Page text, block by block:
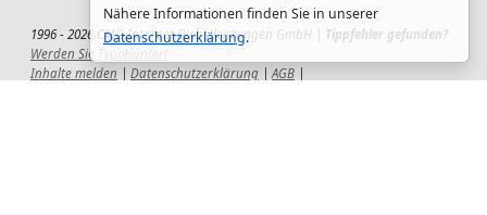
Nähere Informationen finden Sie in unserer
Datenschutzerklärung.
1996 - 2026 CMO Internet Dienstleistungen GmbH | Tippfehler gefunden?
Werden Sie TypoHunter!
Inhalte melden
Datenschutzerklärung AGB